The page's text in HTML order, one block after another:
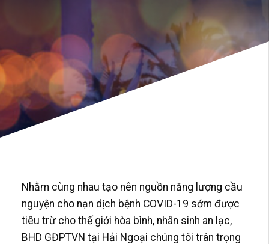
Nhằm cùng nhau tạo nên nguồn năng lượng cầu
nguyện cho nạn dịch bệnh COVID-19 sớm được
tiêu trừ cho thế giới hòa bình, nhân sinh an lạc,
BHD GĐPTVN tại Hải Ngoại chúng tôi trân trọng